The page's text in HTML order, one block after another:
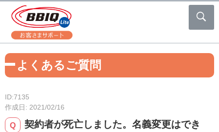
よくあるご質問
ID:7135
作成日: 2021/02/16
契約者が死亡しました。名義変更はでき